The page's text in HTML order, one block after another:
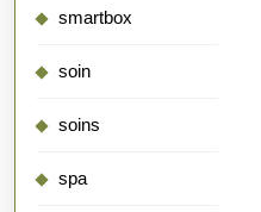
smartbox
soin
soins
spa